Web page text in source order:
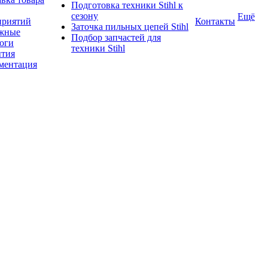
Подготовка техники Stihl к
сезону
Заточка пильных цепей Stihl
Подбор запчастей для
техники Stihl
Контакты Ещё